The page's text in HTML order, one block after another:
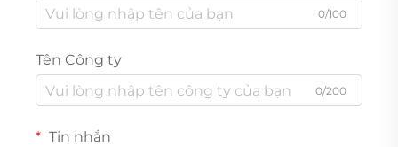
0/100
Tên Công ty
0/200
Tin nhắn